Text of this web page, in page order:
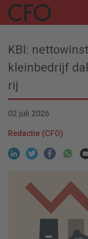
KBI:
kleinbedrijf
rij
02 juli 2026
Redactie (CFO)